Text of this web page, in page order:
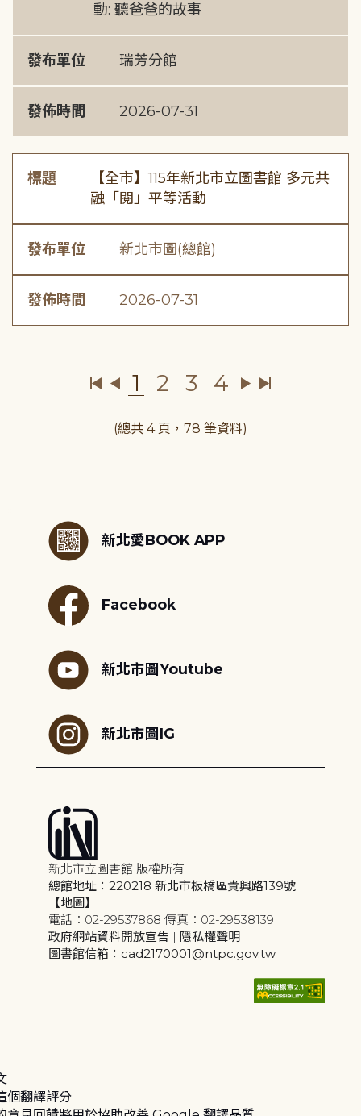
動: 聽爸爸的故事
發布單位 瑞芳分館
發佈時間 2026-07-31
標題
【全市】115年新北市立圖書館 多元共
融「閱」平等活動
發布單位 新北市圖(總館)
發佈時間 2026-07-31
1 2 3 4
(總共 4 頁，78 筆資料)
新北愛BOOK APP
Facebook
新北市圖Youtube
新北市圖IG
新北市立圖書館 版權所有
總館地址：220218 新北市板橋區貴興路139號
【地圖】
電話：02-29537868 傳真：02-29538139
政府網站資料開放宣告 | 隱私權聲明
圖書館信箱：cad2170001@ntpc.gov.tw
個翻譯評分